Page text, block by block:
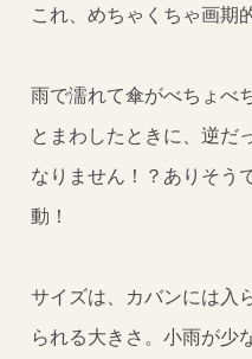
これ、めちゃくちゃ画期
雨で濡れて傘がべちょべ
とまわしたときに、逆だ
なりません！？ありそう
動！
サイズは、カバンには入
られる大きさ。小雨が少